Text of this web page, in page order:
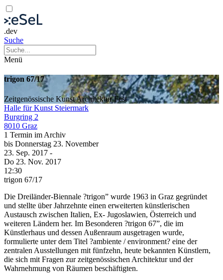
.dev
Suche
Menü
trigon 67/17
Zeitgenössische KunstArchitekturFest
Halle für Kunst Steiermark
Burgring 2
8010 Graz
1 Termin im Archiv
bis Donnerstag 23. November
23. Sep. 2017 -
Do 23. Nov. 2017
12:30
trigon 67/17
Die Dreiländer-Biennale ?trigon” wurde 1963 in Graz gegründet
und stellte über Jahrzehnte einen erweiterten künstlerischen
Austausch zwischen Italien, Ex- Jugoslawien, Österreich und
weiteren Ländern her. Im Besonderen ?trigon 67”, die im
Künstlerhaus und dessen Außenraum ausgetragen wurde,
formulierte unter dem Titel ?ambiente / environment? eine der
zentralen Ausstellungen mit fünfzehn, heute bekannten Künstlern,
die sich mit Fragen zur zeitgenössischen Architektur und der
Wahrnehmung von Räumen beschäftigten.